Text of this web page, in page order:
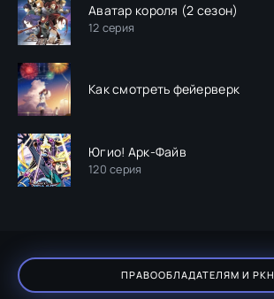
Аватар короля (2 сезон)
12 серия
Как смотреть фейерверк
Югио! Арк-Файв
120 серия
ПРАВООБЛАДАТЕЛЯМ И РКН